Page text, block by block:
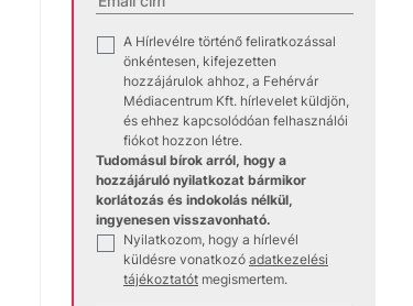
✓
A Hírlevélre történő feliratkozással
önkéntesen, kifejezetten
hozzájárulok ahhoz, a Fehérvár
Médiacentrum Kft. hírlevelet küldjön,
és ehhez kapcsolódóan felhasználói
fiókot hozzon létre.
Tudomásul bírok arról, hogy a
hozzájáruló nyilatkozat bármikor
korlátozás és indokolás nélkül,
ingyenesen visszavonható.
✓
Nyilatkozom, hogy a hírlevél
küldésre vonatkozó adatkezelési
tájékoztatót megismertem.